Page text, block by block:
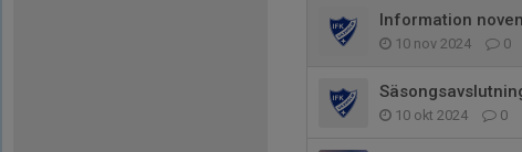
Information
10 nov 2024 0
10 okt 2024 0